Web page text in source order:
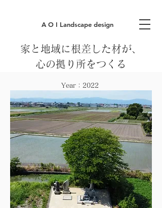
A O I Landscape design
家と地域に根差した材が、
心の拠り所をつくる
Year：2022